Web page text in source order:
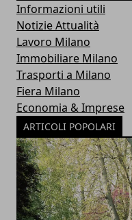
Informazioni utili
Notizie Attualità
Lavoro Milano
Immobiliare Milano
Trasporti a Milano
Fiera Milano
Economia & Imprese
ARTICOLI POPOLARI